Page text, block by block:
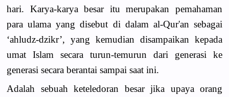
hari. Karya-karya besar itu merupakan pemahaman
para ulama yang disebut di dalam al-Qur'an sebagai
‘ahludz-dzikr’, yang kemudian disampaikan kepada
umat Islam secara turun-temurun dari generasi ke
generasi secara berantai sampai saat ini.
Adalah sebuah keteledoran besar jika upaya orang